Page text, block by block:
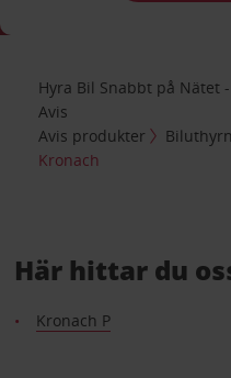
Hyra Bil Snabbt på
Avis
Avis produkter
Kronach
Här hittar du
Kronach P